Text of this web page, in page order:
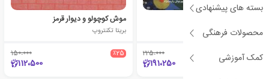
بسته های پیشنهادی
محصولات فرهنگی
کمک آموزشی
بریتا تکنتروپ
٪15 225،000
191،250
موش کوچولو و دیوار قرمز
بریتا تکنتروپ
٪25 150،000
112،500